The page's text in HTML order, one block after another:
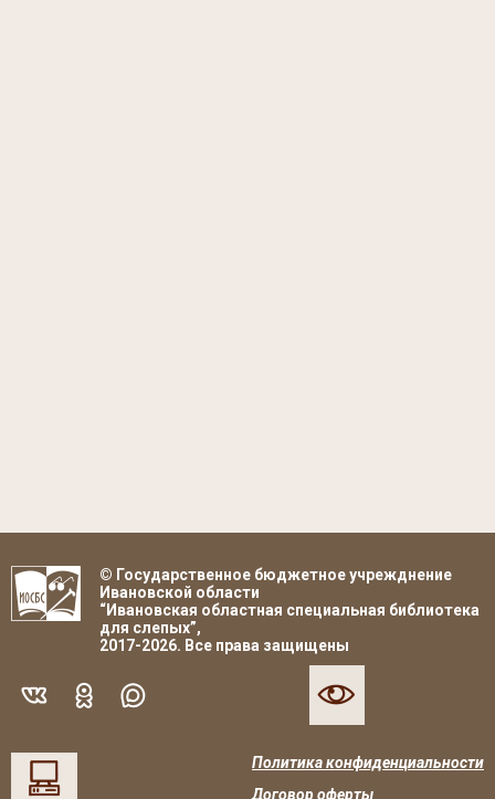
© Государственное бюджетное учрежднение
Ивановской области
“Ивановская областная специальная библиотека
для слепых”,
2017-2026. Все права защищены
Политика конфиденциальности
Договор оферты